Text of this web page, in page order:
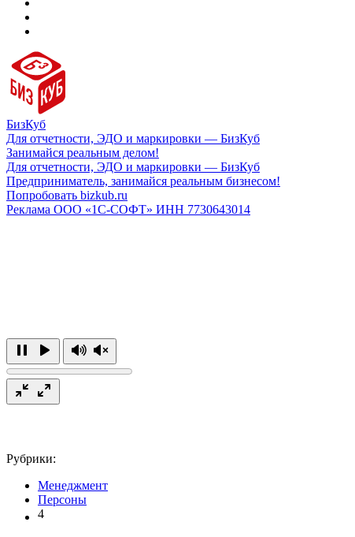
БизКуб
Для отчетности, ЭДО и маркировки — БизКуб
Занимайся реальным делом!
Для отчетности, ЭДО и маркировки — БизКуб
Предприниматель, занимайся реальным бизнесом!
Попробовать bizkub.ru
Реклама ООО «1С-СОФТ» ИНН 7730643014
Рубрики:
Менеджмент
Персоны
4